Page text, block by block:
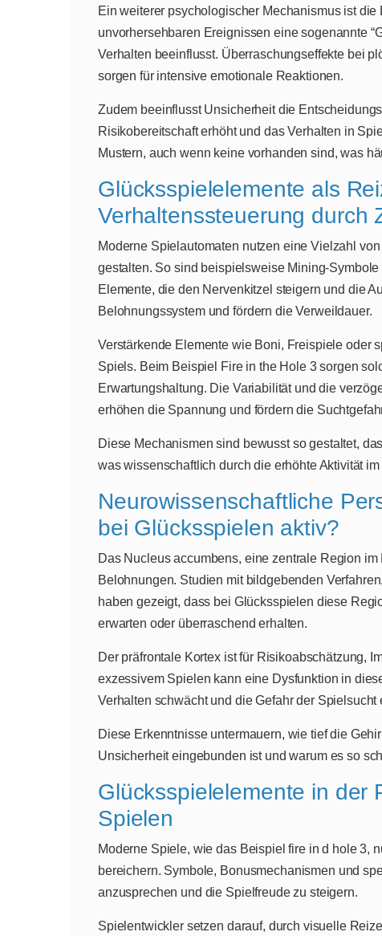
Ein weiterer psychologischer Mechanismus ist
unvorhersehbaren Ereignissen eine sogenannte
Verhalten beeinflusst. Überraschungseffekte bei
sorgen für intensive emotionale Reaktionen.
Zudem beeinflusst Unsicherheit die
Risikobereitschaft erhöht und das Verhalten in
Mustern, auch wenn keine vorhanden sind, was
Glücksspielelemente als
Verhaltenssteuerung durch
Moderne Spielautomaten nutzen eine Vielzahl
gestalten. So sind beispielsweise Mining-
Elemente, die den Nervenkitzel steigern und die
Belohnungssystem und fördern die Verweildauer.
Verstärkende Elemente wie Boni, Freispiele oder
Spiels. Beim Beispiel Fire in the Hole 3 sorgen
Erwartungshaltung. Die Variabilität und die
erhöhen die Spannung und fördern die
Diese Mechanismen sind bewusst so gestaltet,
was wissenschaftlich durch die erhöhte Aktivität
Neurowissenschaftliche
bei Glücksspielen aktiv?
Das Nucleus accumbens, eine zentrale Region
Belohnungen. Studien mit bildgebenden
haben gezeigt, dass bei Glücksspielen diese
erwarten oder überraschend erhalten.
Der präfrontale Kortex ist für Risikoabschätzung,
exzessivem Spielen kann eine Dysfunktion in
Verhalten schwächt und die Gefahr der Spielsucht
Diese Erkenntnisse untermauern, wie tief die
Unsicherheit eingebunden ist und warum es so
Glücksspielelemente in der
Spielen
Moderne Spiele, wie das Beispiel fire in d hole 3,
bereichern. Symbole, Bonusmechanismen und
anzusprechen und die Spielfreude zu steigern.
Spielentwickler setzen darauf, durch visuelle